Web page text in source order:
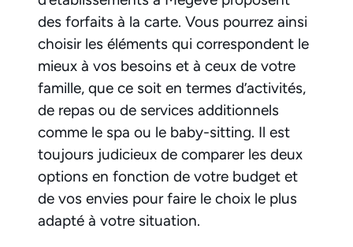
des forfaits à la carte. Vous pourrez ainsi
choisir les éléments qui correspondent le
mieux à vos besoins et à ceux de votre
famille, que ce soit en termes d’activités,
de repas ou de services additionnels
comme le spa ou le baby-sitting. Il est
toujours judicieux de comparer les deux
options en fonction de votre budget et
de vos envies pour faire le choix le plus
adapté à votre situation.